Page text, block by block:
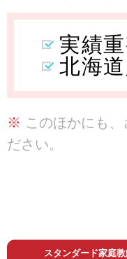
実績
北海
※ このほかにも
ださい。
スタンダード家庭